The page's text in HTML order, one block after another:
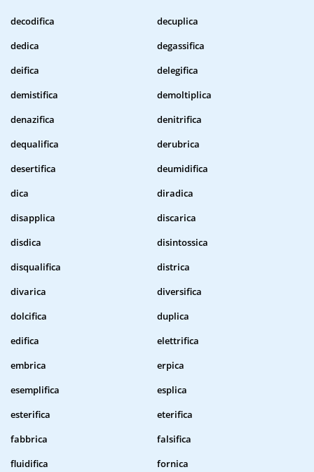
decodifica
decuplica
dedica
degassifica
deifica
delegifica
demistifica
demoltiplica
denazifica
denitrifica
dequalifica
derubrica
desertifica
deumidifica
dica
diradica
disapplica
discarica
disdica
disintossica
disqualifica
districa
divarica
diversifica
dolcifica
duplica
edifica
elettrifica
embrica
erpica
esemplifica
esplica
esterifica
eterifica
fabbrica
falsifica
fluidifica
fornica